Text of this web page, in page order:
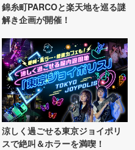
錦糸町PARCOと楽天地を巡る謎
解き企画が開催！
涼しく過ごせる東京ジョイポリ
スで絶叫＆ホラーを満喫！